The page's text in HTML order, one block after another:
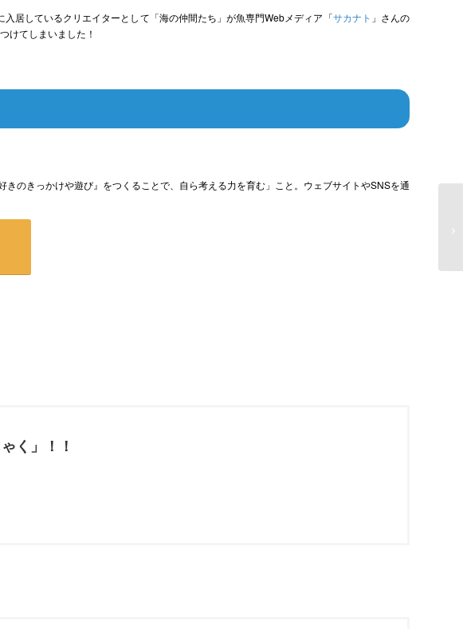
居しているクリエイターとして「海の仲間たち」が魚専門Webメディア「サカナト 」さんの
けてしまいました！
のきっかけや遊び』をつくることで、自ら考える力を育む」こと。ウェブサイトやSNSを通
く」！！